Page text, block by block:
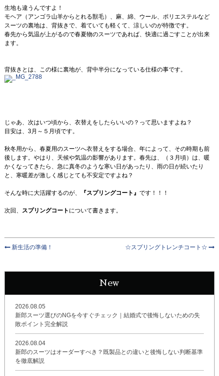
生地も違うんですよ！
モヘア（アンゴラ山羊からとれる獣毛）、麻、綿、ウール、ポリエステルなど
スーツの裏地は、背抜きで、着ていても軽くて、涼しいのが特徴です。
春先から気温が上がるので春夏物のスーツであれば、快適に過ごすことが出来
ます。
背抜きとは、この様に裏地が、背中半分になっている仕様の事です。
じゃあ、次はいつ頃から、衣替えをしたらいいの？って思いますよね？
目安は、3月～５月頃です。
秋冬用から、春夏用のスーツへ衣替えをする場合、年によって、その時期も前
後します。やはり、天候や気温の影響があります。春先は、（３月頃）は、暖
かくなってきたら、急に真冬のような寒い日があったり、雨の日が続いたり
と、寒暖差が激しく感じとても不安定ですよね？
そんな時に大活躍するのが、 『スプリングコート』 です！！！
次回、 スプリングコート について書きます。
新生活の準備！ ☆スプリングトレンチコート☆
New
2026.08.05
新郎スーツ選びのNGを今すぐチェック｜結婚式で後悔しないための失
敗ポイント完全解説
2026.08.04
新郎のスーツはオーダーすべき？既製品との違いと後悔しない判断基準
を徹底解説